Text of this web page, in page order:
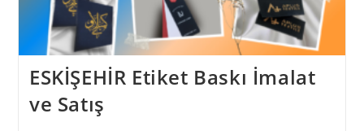
ESKİŞEHİR Etiket Baskı İmalat
ve Satış